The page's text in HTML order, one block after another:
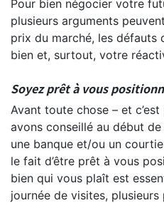
Pour bien négocier votre
plusieurs arguments
prix du marché, les défauts
bien et, surtout, votre
Soyez prêt à vous
Avant toute chose – et
avons conseillé au début
une banque et/ou un
le fait d’être prêt à vous
bien qui vous plaît est
journée de visites,